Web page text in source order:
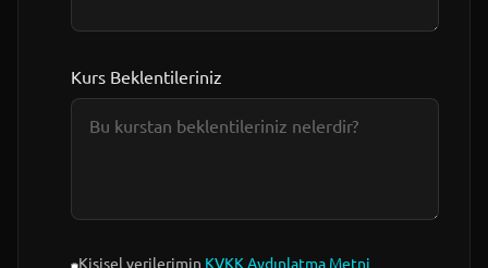
Kurs Beklentileriniz
Kişisel verilerimin KVKK Aydınlatma Metni